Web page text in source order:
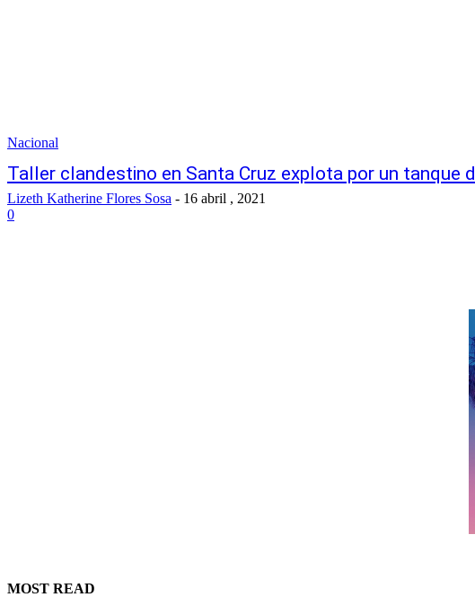
Nacional
Taller clandestino en Santa Cruz explota por un tanque
Lizeth Katherine Flores Sosa - 16 abril , 2021
0
MOST READ